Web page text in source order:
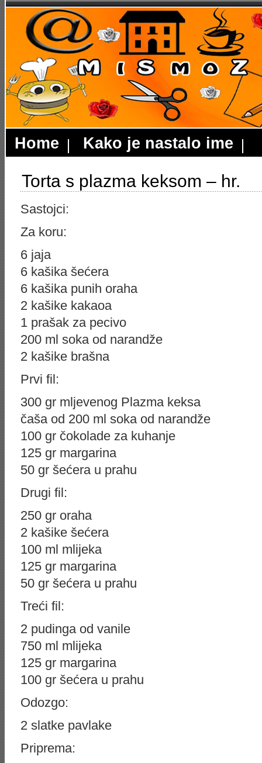
Home Kako je nastalo ime
Torta s plazma keksom – hr.
Sastojci:
Za koru:
6 jaja
6 kašika šećera
6 kašika punih oraha
2 kašike kakaoa
1 prašak za pecivo
200 ml soka od narandže
2 kašike brašna
Prvi fil:
300 gr mljevenog Plazma keksa
čaša od 200 ml soka od narandže
100 gr čokolade za kuhanje
125 gr margarina
50 gr šećera u prahu
Drugi fil:
250 gr oraha
2 kašike šećera
100 ml mlijeka
125 gr margarina
50 gr šećera u prahu
Treći fil:
2 pudinga od vanile
750 ml mlijeka
125 gr margarina
100 gr šećera u prahu
Odozgo:
2 slatke pavlake
Priprema: